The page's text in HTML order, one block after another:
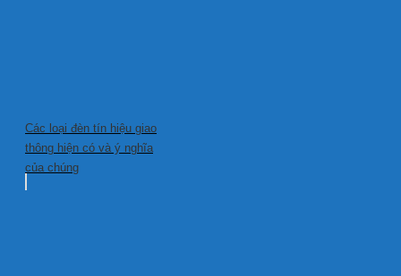
Các loại đèn tín hiệu giao
thông hiện có và ý nghĩa
của chúng